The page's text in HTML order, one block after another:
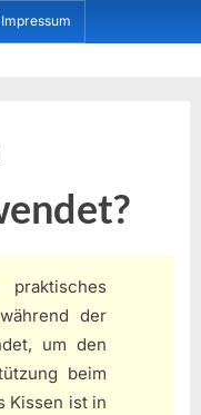
Impressum
der
um den
beim
Kissen ist in